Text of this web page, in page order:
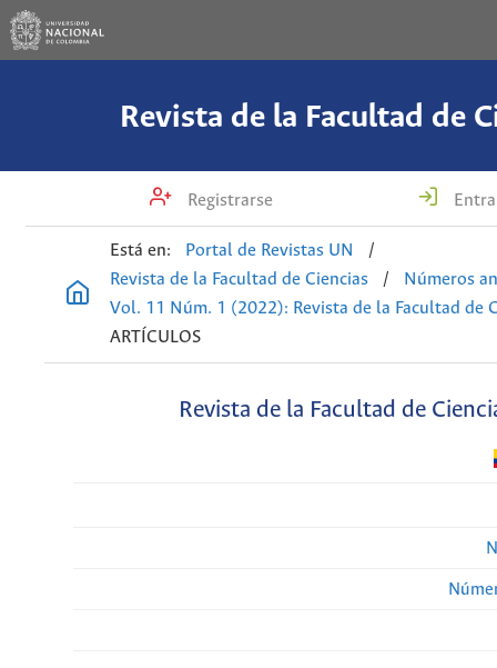
Revista de la Facultad de
Registrarse
Está en: Portal de Revistas UN
/
Revista de la Facultad de Ciencias
/
Números
Vol. 11 Núm. 1 (2022): Revista de la Facultad de
ARTÍCULOS
Revista de la Facultad de